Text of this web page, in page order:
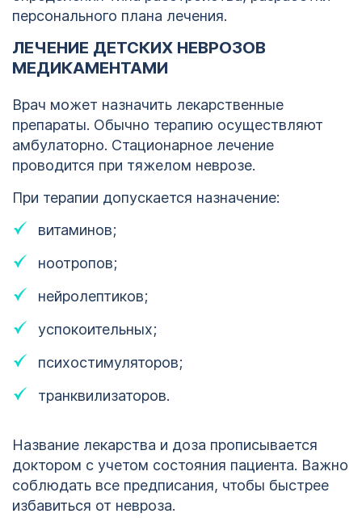
персонального плана лечения.
ЛЕЧЕНИЕ ДЕТСКИХ НЕВРОЗОВ
МЕДИКАМЕНТАМИ
Врач может назначить лекарственные
препараты. Обычно терапию осуществляют
амбулаторно. Стационарное лечение
проводится при тяжелом неврозе.
При терапии допускается назначение:
витаминов;
ноотропов;
нейролептиков;
успокоительных;
психостимуляторов;
транквилизаторов.
Название лекарства и доза прописывается
доктором с учетом состояния пациента. Важно
соблюдать все предписания, чтобы быстрее
избавиться от невроза.